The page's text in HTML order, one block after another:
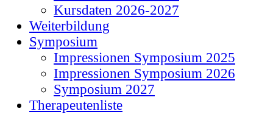
Kursdaten 2026-2027
Weiterbildung
Symposium
Impressionen Symposium 2025
Impressionen Symposium 2026
Symposium 2027
Therapeutenliste